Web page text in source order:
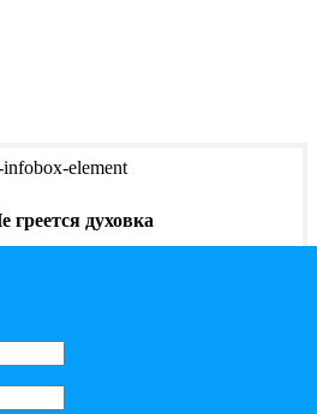
греется духовка